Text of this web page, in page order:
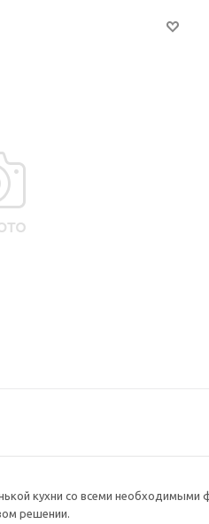
кухни со всеми необходимыми
решении.